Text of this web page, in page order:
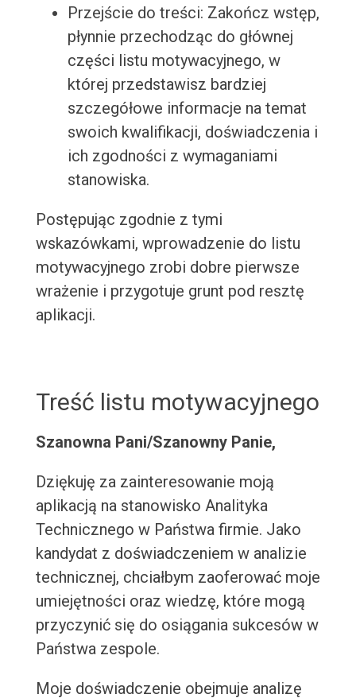
Przejście do treści: Zakończ wstęp,
płynnie przechodząc do głównej
części listu motywacyjnego, w
której przedstawisz bardziej
szczegółowe informacje na temat
swoich kwalifikacji, doświadczenia i
ich zgodności z wymaganiami
stanowiska.
Postępując zgodnie z tymi
wskazówkami, wprowadzenie do listu
motywacyjnego zrobi dobre pierwsze
wrażenie i przygotuje grunt pod resztę
aplikacji.
Treść listu motywacyjnego
Szanowna Pani/Szanowny Panie,
Dziękuję za zainteresowanie moją
aplikacją na stanowisko Analityka
Technicznego w Państwa firmie. Jako
kandydat z doświadczeniem w analizie
technicznej, chciałbym zaoferować moje
umiejętności oraz wiedzę, które mogą
przyczynić się do osiągania sukcesów w
Państwa zespole.
Moje doświadczenie obejmuje analizę